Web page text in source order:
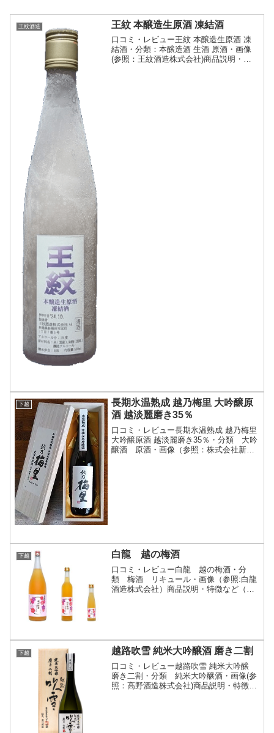
王紋酒造 王紋 本醸造生原酒 凍結酒
口コミ・レビュー王紋 本醸造生原酒 凍
結酒・分類：本醸造酒 生酒 原酒・画像
(参照：王紋酒造株式会社)商品説明・特
下越
長期氷温熟成 越乃梅里 大吟醸原
酒 越淡麗磨き35％
口コミ・レビュー長期氷温熟成 越乃梅里
大吟醸原酒 越淡麗磨き35％・分類 大吟
醸酒 原酒・画像（参照：株式会社新潟
下越 白龍 越の梅酒
口コミ・レビュー白龍 越の梅酒・分
類 梅酒 リキュール・画像（参照:白龍
酒造株式会社）商品説明・特徴など（参
下越 越路吹雪 純米大吟醸酒 磨き二割
口コミ・レビュー越路吹雪 純米大吟醸
磨き二割・分類 純米大吟醸酒・画像(参
照：高野酒造株式会社)商品説明・特徴な